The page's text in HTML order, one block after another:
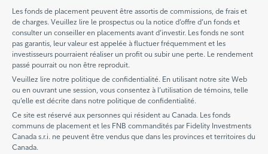
Les fonds de placement peuvent être assortis de commissions, de frais et
de charges. Veuillez lire le prospectus ou la notice d’offre d’un fonds et
consulter un conseiller en placements avant d’investir. Les fonds ne sont
pas garantis, leur valeur est appelée à fluctuer fréquemment et les
investisseurs pourraient réaliser un profit ou subir une perte. Le rendement
passé pourrait ou non être reproduit.
Veuillez lire notre politique de confidentialité. En utilisant notre site Web
ou en ouvrant une session, vous consentez à l’utilisation de témoins, telle
qu’elle est décrite dans notre politique de confidentialité.
Ce site est réservé aux personnes qui résident au Canada. Les fonds
communs de placement et les FNB commandités par Fidelity Investments
Canada s.r.i. ne peuvent être vendus que dans les provinces et territoires du
Canada.